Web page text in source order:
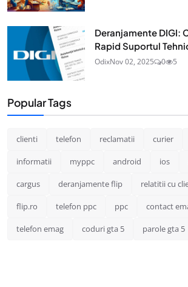
Deranjamente DIGI:
Rapid Suportul
OdixNov 02, 2025 0 5
Popular Tags
clienti telefon reclamatii curier
informatii myppc android ios
cargus deranjamente flip relatitii cu
flip.ro telefon ppc ppc contact
telefon emag coduri gta 5 parole gta 5